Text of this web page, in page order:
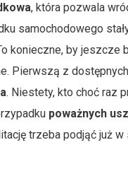
, która pozwala
samochodowego
konieczne, by jeszcze
Pierwszą z
. Niestety, kto choć raz
poważnych
trzeba podjąć już